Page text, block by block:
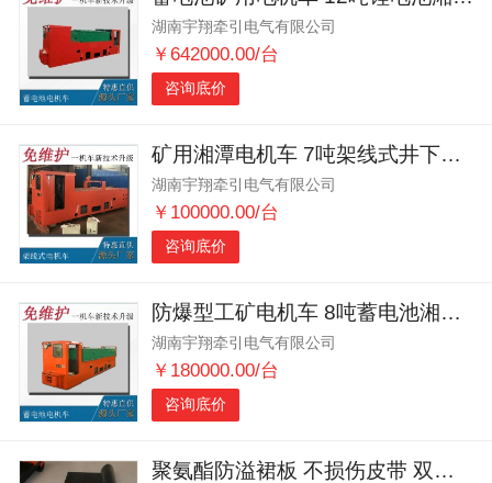
湖南宇翔牵引电气有限公司
￥642000.00/台
咨询底价
矿用湘潭电机车 7吨架线式井下电机车 轨道牵引设备
湖南宇翔牵引电气有限公司
￥100000.00/台
咨询底价
防爆型工矿电机车 8吨蓄电池湘潭电机车
湖南宇翔牵引电气有限公司
￥180000.00/台
咨询底价
聚氨酯防溢裙板 不损伤皮带 双层橡胶导料槽密封皮子